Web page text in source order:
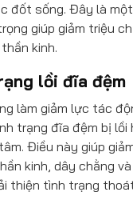
đốt sống. Đây là
giúp giảm triệu
kinh.
lồi đĩa đệm
làm giảm lực tác
trạng đĩa đệm bị lồi
Điều này giúp
kinh, dây chằng
thiện tình trạng